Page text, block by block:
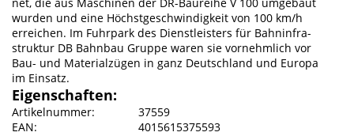
wurden und eine Höchstgeschwindigkeit von 100 km/h
erreichen. Im Fuhrpark des Dienstleisters für Bahninfra-
struktur DB Bahnbau Gruppe waren sie vornehmlich vor
Bau- und Materialzügen in ganz Deutschland und Europa
im Einsatz.
Eigenschaften:
Artikelnummer:
37559
EAN:
4015615375593